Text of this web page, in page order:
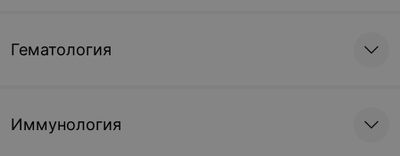
Гематология
Иммунология